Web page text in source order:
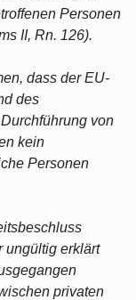
Personen
II, Rn. 126).
dass der EU-
des
von
kein
Personen
ungültig erklärt
privaten